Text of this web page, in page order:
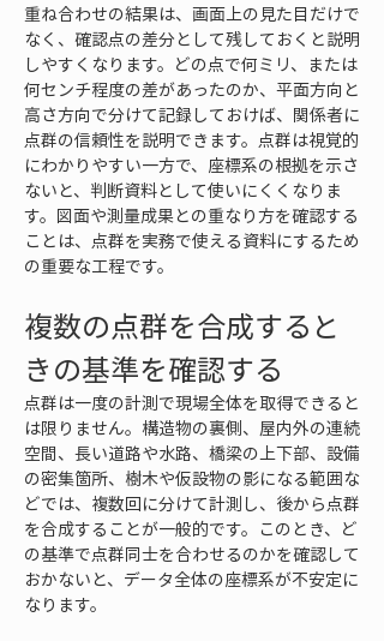
重ね合わせの結果は、画面上の見た目だけで
なく、確認点の差分として残しておくと説明
しやすくなります。どの点で何ミリ、または
何センチ程度の差があったのか、平面方向と
高さ方向で分けて記録しておけば、関係者に
点群の信頼性を説明できます。点群は視覚的
にわかりやすい一方で、座標系の根拠を示さ
ないと、判断資料として使いにくくなりま
す。図面や測量成果との重なり方を確認する
ことは、点群を実務で使える資料にするため
の重要な工程です。
複数の点群を合成すると
きの基準を確認する
点群は一度の計測で現場全体を取得できると
は限りません。構造物の裏側、屋内外の連続
空間、長い道路や水路、橋梁の上下部、設備
の密集箇所、樹木や仮設物の影になる範囲な
どでは、複数回に分けて計測し、後から点群
を合成することが一般的です。このとき、ど
の基準で点群同士を合わせるのかを確認して
おかないと、データ全体の座標系が不安定に
なります。